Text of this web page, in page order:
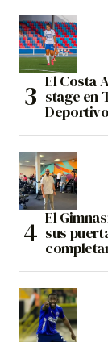
El Costa
stage en
El
sus